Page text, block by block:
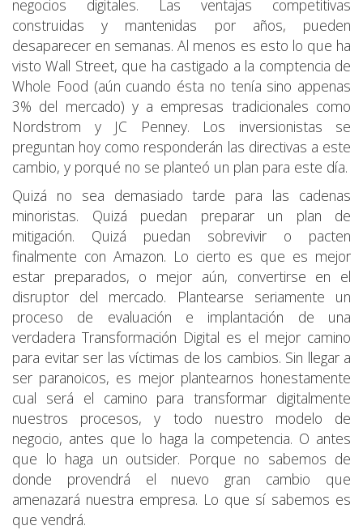
negocios digitales. Las ventajas competitivas
construidas y mantenidas por años, pueden
desaparecer en semanas. Al menos es esto lo que ha
visto Wall Street, que ha castigado a la comptencia de
Whole Food (aún cuando ésta no tenía sino appenas
3% del mercado) y a empresas tradicionales como
Nordstrom y JC Penney. Los inversionistas se
preguntan hoy como responderán las directivas a este
cambio, y porqué no se planteó un plan para este día.
Quizá no sea demasiado tarde para las cadenas
minoristas. Quizá puedan preparar un plan de
mitigación. Quizá puedan sobrevivir o pacten
finalmente con Amazon. Lo cierto es que es mejor
estar preparados, o mejor aún, convertirse en el
disruptor del mercado. Plantearse seriamente un
proceso de evaluación e implantación de una
verdadera Transformación Digital es el mejor camino
para evitar ser las víctimas de los cambios. Sin llegar a
ser paranoicos, es mejor plantearnos honestamente
cual será el camino para transformar digitalmente
nuestros procesos, y todo nuestro modelo de
negocio, antes que lo haga la competencia. O antes
que lo haga un outsider. Porque no sabemos de
donde provendrá el nuevo gran cambio que
amenazará nuestra empresa. Lo que sí sabemos es
que vendrá.